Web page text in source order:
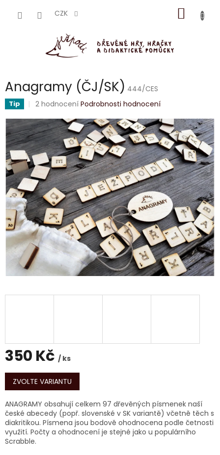
CZK
KOŠÍK
Anagramy (ČJ/SK) 444/CES
Tip
Průměrné
produktu
je
5,0
z
hvězdiček.
2 hodnocení Podrobnosti hodnocení
350 Kč / ks
Měrná
cena:
ZVOLTE VARIANTU
ANAGRAMY obsahují celkem 97 dřevěných písmenek naší
české abecedy (popř. slovenské v SK variantě) včetně těch s
diakritikou. Písmena jsou bodově ohodnocena podle četnosti
využití. Počty a ohodnocení je stejné jako u populárního
Scrabble.